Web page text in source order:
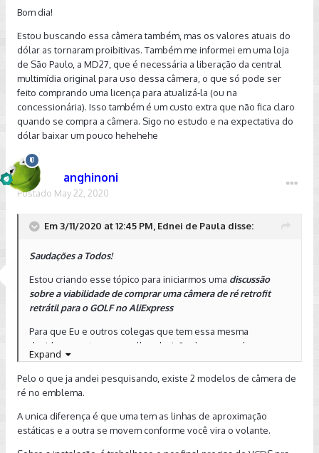
que compraram essa câmera através do AliExpress e nos
Coloco essa questão aqui porque
essa câmera aqui no
Brasil é muito cara
, chegando a mais de R$900,00. Quando
se pesquisa
no AliExpress, verifica-se que o valor dessa
câmera de ré é muito mais em conta, p
odendo ser
encontrada de R$190,00 a pouco mais de R$500,00.
Proponho essa discussão para que os interessados em
adquirir essa câmera possa trocar ideias e de alguma forma
decidir pela compra
tentar reunir informações de quem já passou pela experiencia
de comprar essa câmera mais em conta no AliExpress
compartilhar a sua percepção para ajudar aqueles que
Para aqueles que pertentem adquirir essa câmera para
comentem aqui as suas impressões. Para aqueles que já
passaram por essa experiencia, nos conte como foi.
Coloquei abaixo uma imagem da câmera para ilustrar o item
em questão nesse tópico
Bom dia!
Estou buscando essa câmera também, mas os valores atuais do
dólar as tornaram proibitivas. Também me informei em uma loja
de São Paulo, a MD27, que é necessária a liberação da central
multimídia original para uso dessa câmera, o que só pode ser
feito comprando uma licença para atualizá-la (ou na
concessionária). Isso também é um custo extra que não fica claro
quando se compra a câmera. Sigo no estudo e na expectativa do
dólar baixar um pouco hehehehe
anghinoni
Postado May 22, 2020
Em 3/11/2020 at 12:45 PM, Ednei de Paula disse:
Saudações a Todos!
Estou criando esse tópico para iniciarmos uma discussão
sobre a viabilidade de comprar uma câmera de ré retrofit
retrátil para o GOLF no AliExpress
Para que Eu e outros colegas que tem essa mesma
duvida possa tomar a melhor decisão de compra dessa
câmera, contamos com a colaboração dos nossos amigos
que compraram essa câmera através do AliExpress e nos
conte qual foi a experiencia. Valeu a pena.
Coloco essa questão aqui porque essa câmera aqui no
Brasil é muito cara
, chegando a mais de R$900,00. Quando
Expand
Pelo o que ja andei pesquisando, existe 2 modelos de câmera de
ré no emblema.
A unica diferença é que uma tem as linhas de aproximação
estáticas e a outra se movem conforme você vira o volante.